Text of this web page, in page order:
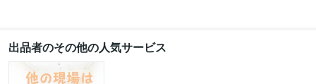
出品者のその他の人気サービス